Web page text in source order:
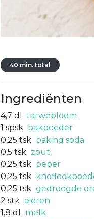
40 min. total
Ingrediënten
4,7 dl
tarwebloem
1 spsk bakpoeder
0,25 tsk baking soda
0,5 tsk zout
0,25 tsk peper
0,25 tsk
0,25 tsk gedroogde
2 stk eieren
1,8 dl
melk